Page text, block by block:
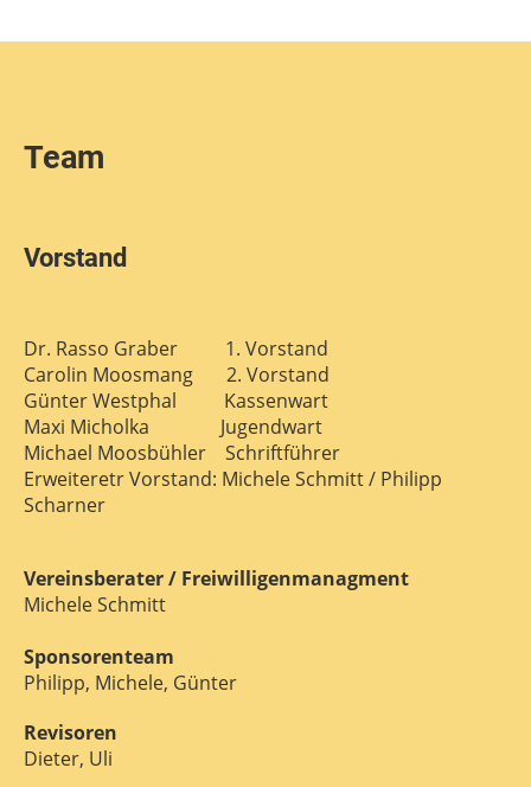
Team
Vorstand
Dr. Rasso Graber 1. Vorstand
Carolin Moosmang 2. Vorstand
Günter Westphal Kassenwart
Maxi Micholka Jugendwart
Michael Moosbühler Schriftführer
Erweiteretr Vorstand: Michele Schmitt / Philipp
Scharner
Vereinsberater / Freiwilligenmanagment
Michele Schmitt
Sponsorenteam
Philipp, Michele, Günter
Revisoren
Dieter, Uli